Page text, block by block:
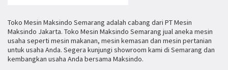
Toko Mesin Maksindo Semarang adalah cabang dari PT Mesin
Maksindo Jakarta. Toko Mesin Maksindo Semarang jual aneka mesin
usaha seperti mesin makanan, mesin kemasan dan mesin pertanian
untuk usaha Anda. Segera kunjungi showroom kami di Semarang dan
kembangkan usaha Anda bersama Maksindo.